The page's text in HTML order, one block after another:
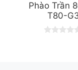
Phào Trần
T80-